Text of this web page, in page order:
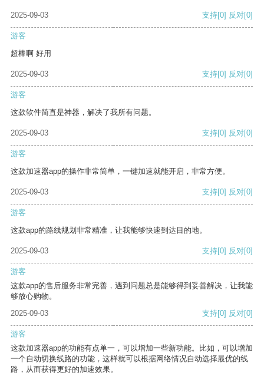
2025-09-03 支持[0] 反对[0]
游客
超棒啊 好用
2025-09-03 支持[0] 反对[0]
游客
这款软件简直是神器，解决了我所有问题。
2025-09-03 支持[0] 反对[0]
游客
这款加速器app的操作非常简单，一键加速就能开启，非常方便。
2025-09-03 支持[0] 反对[0]
游客
这款app的路线规划非常精准，让我能够快速到达目的地。
2025-09-03 支持[0] 反对[0]
游客
这款app的售后服务非常完善，遇到问题总是能够得到妥善解决，让我能
够放心购物。
2025-09-03
支持[0] 反对[0]
游客
这款加速器app的功能有点单一，可以增加一些新功能。比如，可以增加
一个自动切换线路的功能，这样就可以根据网络情况自动选择最优的线
路，从而获得更好的加速效果。